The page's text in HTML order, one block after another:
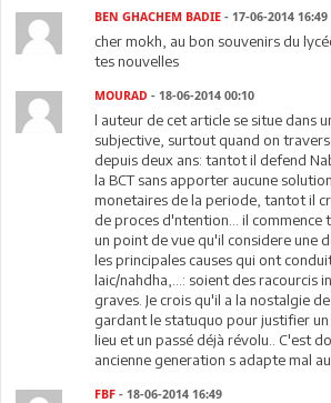
BEN GHACHEM BADIE - 17-06-2014 16:49
cher mokh, au bon souvenirs du
tes nouvelles
MOURAD - 18-06-2014 00:10
l auteur de cet article se situe dans
subjective, surtout quand on
depuis deux ans: tantot il defend
la BCT sans apporter aucune
monetaires de la periode, tantot il
de proces d'ntention... il commence
un point de vue qu'il considere une
les principales causes qui ont
laic/nahdha,...: soient des racourcis
graves. Je crois qu'il a la nostalgie
gardant le statuquo pour justifier
lieu et un passé déjà révolu.. C'est
ancienne generation s adapte mal
FBF - 18-06-2014 16:49